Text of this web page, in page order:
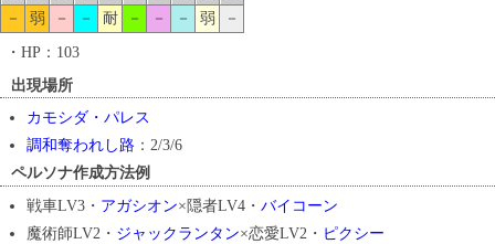
－
弱 － － 耐 － － － 弱 －
・HP：103
出現場所
カモシダ・パレス
調和奪われし路 ：2/3/6
ペルソナ作成方法例
戦車LV3・ アガシオン×隠者LV4・ バイコーン
魔術師LV2・ ジャックランタン×恋愛LV2・ ピクシー